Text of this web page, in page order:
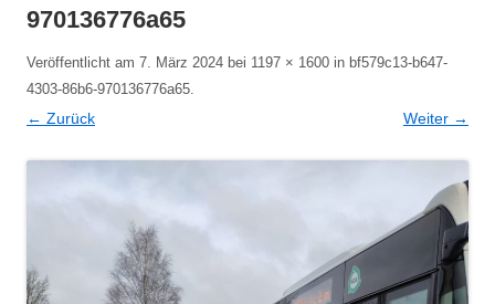
970136776a65
Veröffentlicht am 7. März 2024 bei 1197 × 1600 in bf579c13-b647-
4303-86b6-970136776a65
← Zurück Weiter →